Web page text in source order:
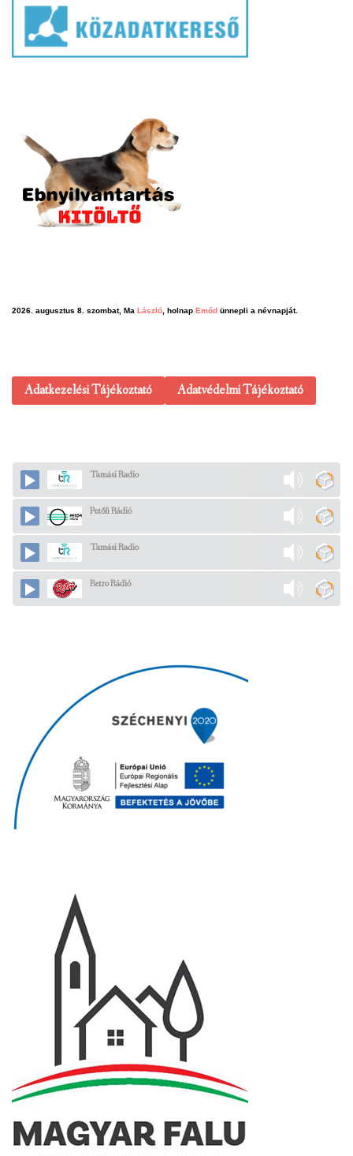
2026. augusztus 8. szombat, Ma László , holnap Emőd ünnepli a névnapját.
Adatkezelési Tájékoztató Adatvédelmi Tájékoztató
Tamási Radio
Petőfi Rádió
Tamási Radio
Retro Rádió